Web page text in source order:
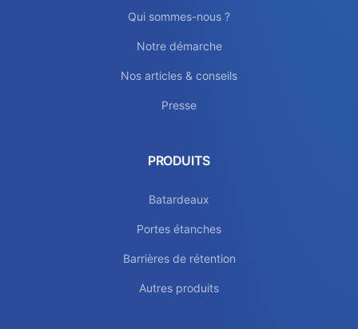
Qui sommes-nous ?
Notre démarche
Nos articles & conseils
Presse
PRODUITS
Batardeaux
Portes étanches
Barrières de rétention
Autres produits